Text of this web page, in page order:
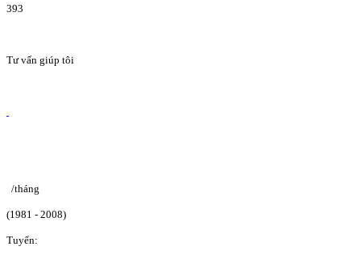
393
Tư vấn giúp tôi
/tháng
(1981 - 2008)
Tuyển: